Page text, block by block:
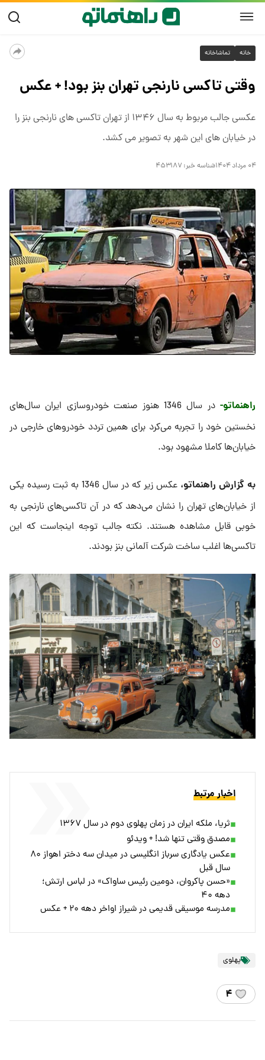
خانه تماشاخانه
وقتی تاکسی نارنجی تهران بنز بود! + عکس
عکسی جالب مربوط به سال ۱۳۴۶ از تهران تاکسی های نارنجی بنز را
در خیابان های این شهر به تصویر می کشد.
۰۴ مرداد ۱۴۰۴ شناسه خبر: ۴۵۳۱۸۷
راهنماتو-
در سال 1346 هنوز صنعت خودروسازی ایران سال‌های
نخستین خود را تجربه می‌کرد برای همین تردد خودروهای خارجی در
خیابان‌ها کاملا مشهود بود.
به گزارش راهنماتو،
عکس زیر که در سال 1346 به ثبت رسیده یکی
از خیابان‌های تهران را نشان می‌دهد که در آن تاکسی‌های نارنجی به
خوبی قابل مشاهده هستند. نکته جالب توجه اینجاست که این
تاکسی‌ها اغلب ساخت شرکت آلمانی بنز بودند.
اخبار مرتبط
ثریا، ملکه ایران در زمان پهلوی دوم در سال ۱۳۶۷
مصدق وقتی تنها شد! + ویدئو
عکس یادگاری سرباز انگلیسی در میدان سه دختر اهواز ۸۰
سال قبل
«حسن پاکروان، دومین رئیس ساواک» در لباس ارتش؛
دهه ۴۰
مدرسه موسیقی قدیمی در شیراز اواخر دهه ۲۰ + عکس
پهلوی
۴